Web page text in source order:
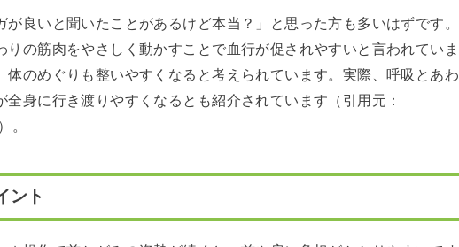
が良いと聞いたことがあるけど本当？」と思った方も多いはずです。
りの筋肉をやさしく動かすことで血行が促されやすいと言われていま
体のめぐりも整いやすくなると考えられています。実際、呼吸とあわ
身に行き渡りやすくなるとも紹介されています（引用元：
）。
ント